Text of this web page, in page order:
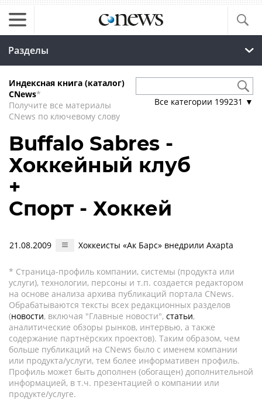
Разделы
Индексная книга (каталог)
CNews*
Получите все материалы
CNews по ключевому слову
Все категории 199231 ▼
Buffalo Sabres -
Хоккейный клуб
+
Спорт - Хоккей
21.08.2009 Хоккеисты «Ак Барс» внедрили Axapta
* Страница-профиль компании, системы (продукта или
услуги), технологии, персоны и т.п. создается редактором
на основе анализа архива публикаций портала CNews.
Обрабатываются тексты всех редакционных разделов
(новости, включая "Главные новости", статьи,
аналитические обзоры рынков, интервью, а также
содержание партнёрских проектов). Таким образом, чем
больше публикаций на CNews было с именем компании
или продукта/услуги, тем более информативен профиль.
Профиль может быть дополнен (обогащен) дополнительной
информацией, в т.ч. презентацией о компании или
продукте/услуге.